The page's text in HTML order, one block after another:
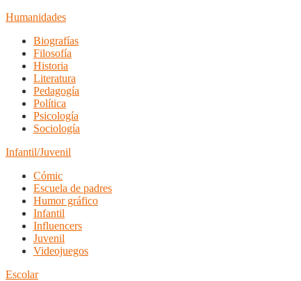
Humanidades
Biografías
Filosofía
Historia
Literatura
Pedagogía
Política
Psicología
Sociología
Infantil/Juvenil
Cómic
Escuela de padres
Humor gráfico
Infantil
Influencers
Juvenil
Videojuegos
Escolar